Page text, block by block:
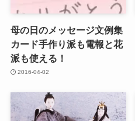
母の日のメッセージ文例集
カード手作り派も電報と花
派も使える！
2016-04-02